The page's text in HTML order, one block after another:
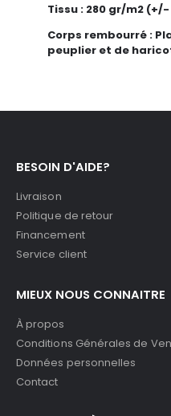
Tissu : 280 gr/m2 (+/-
Corps rembourré :
peuplier et de
BESOIN D'AIDE?
Livraison
Politique de retour
Financement
Service client
MIEUX NOUS CONNAITRE
À propos
Conditions Générales de
Données personnelles
Contact